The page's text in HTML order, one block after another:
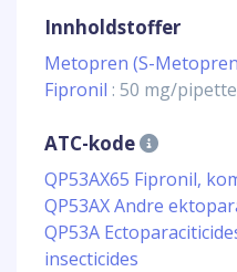
Innholdstoffer
Metopren (S-
Fipronil : 50 mg/pipette
ATC-kode
QP53AX65 Fipronil,
QP53AX Andre
QP53A
insecticides